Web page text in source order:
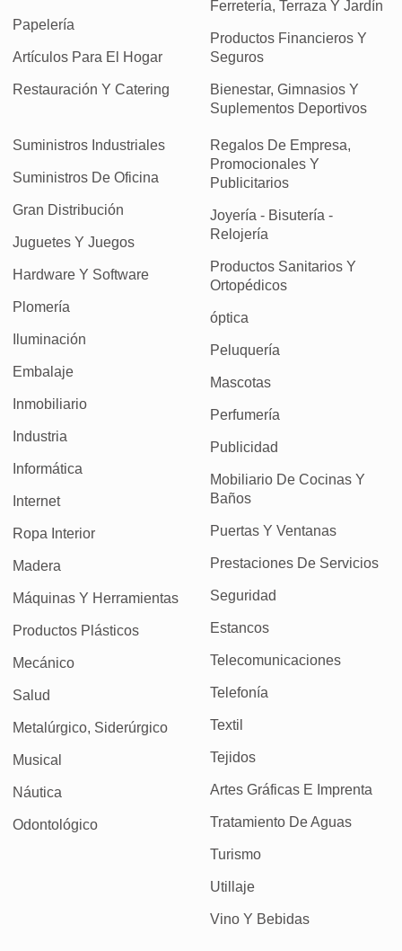
Papelería
Artículos Para El Hogar
Restauración Y Catering
Ferretería, Terraza Y Jardín
Productos Financieros Y
Seguros
Bienestar, Gimnasios Y
Suplementos Deportivos
Suministros Industriales
Suministros De Oficina
Gran Distribución
Juguetes Y Juegos
Hardware Y Software
Plomería
Iluminación
Embalaje
Inmobiliario
Industria
Informática
Internet
Ropa Interior
Madera
Máquinas Y Herramientas
Productos Plásticos
Mecánico
Salud
Metalúrgico, Siderúrgico
Musical
Náutica
Odontológico
Regalos De Empresa,
Promocionales Y
Publicitarios
Joyería - Bisutería -
Relojería
Productos Sanitarios Y
Ortopédicos
óptica
Peluquería
Mascotas
Perfumería
Publicidad
Mobiliario De Cocinas Y
Baños
Puertas Y Ventanas
Prestaciones De Servicios
Seguridad
Estancos
Telecomunicaciones
Telefonía
Textil
Tejidos
Artes Gráficas E Imprenta
Tratamiento De Aguas
Turismo
Utillaje
Vino Y Bebidas